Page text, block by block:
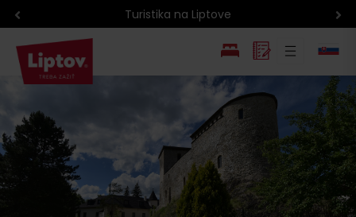
Turistika na Liptove
EN
PL